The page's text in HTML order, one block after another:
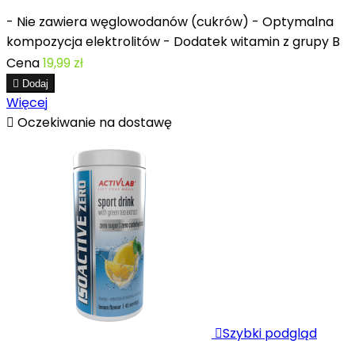
- Nie zawiera węglowodanów (cukrów) - Optymalna
kompozycja elektrolitów - Dodatek witamin z grupy B
Cena19,99 zł
 Dodaj
Więcej
 Oczekiwanie na dostawę
Szybki podgląd